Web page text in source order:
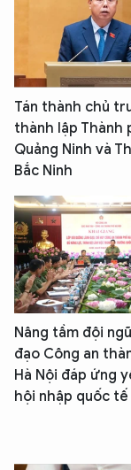
Tán thành chủ
thành lập Thành
Quảng Ninh và
Bắc Ninh
Nâng tầm đội
đạo Công an
Hà Nội đáp ứng
hội nhập quốc tế